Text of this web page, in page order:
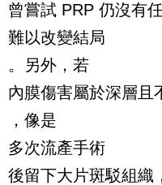
曾嘗試 PRP 仍沒有
難以改變結局
。另外，若
內膜傷害屬於深層且
，像是
多次流產手術
後留下大片斑駁組織